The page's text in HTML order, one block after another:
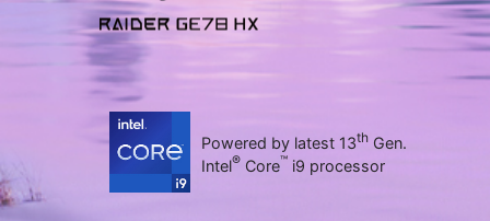
Powered by latest 13thGen.
Intel®Core™i9 processor